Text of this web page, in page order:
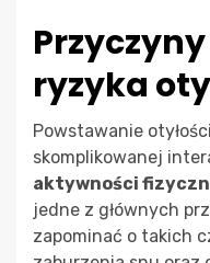
ryzyka
Powstawanie
skomplikowanej
aktywności
jedne z głównych
zapominać o takich